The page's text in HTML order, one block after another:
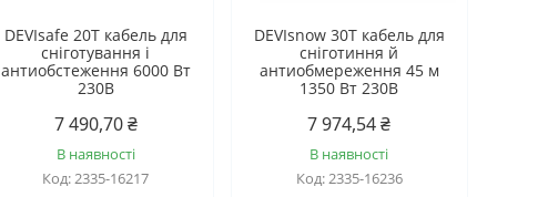
DEVIsafe 20T кабель для
сніготування і
антиобстеження 6000 Вт
230B
7 490,70 ₴
В наявності
2335-16217
DEVIsnow 30T кабель для
сніготиння й
антиобмереження 45 м
1350 Вт 230B
7 974,54 ₴
В наявності
2335-16236